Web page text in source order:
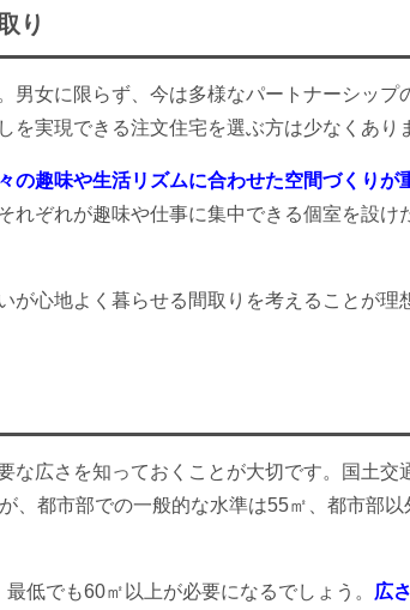
り
男女に限らず、今は多様なパートナーシップ
実現できる注文住宅を選ぶ方は少なくあり
の趣味や生活リズムに合わせた空間づくりが
れぞれが趣味や仕事に集中できる個室を設け
が心地よく暮らせる間取りを考えることが理
な広さを知っておくことが大切です。国土交
、都市部での一般的な水準は55㎡、都市部
低でも60㎡以上が必要になるでしょう。 広